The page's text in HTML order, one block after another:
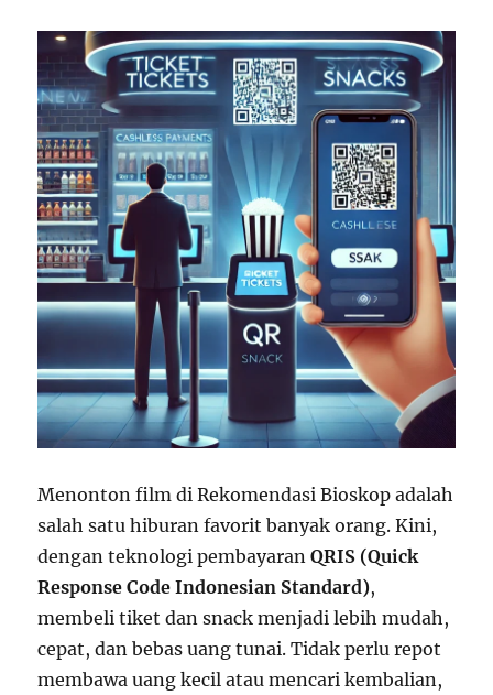
Menonton film di Rekomendasi Bioskop adalah
salah satu hiburan favorit banyak orang. Kini,
dengan teknologi pembayaranQRIS (Quick
Response Code Indonesian Standard),
membeli tiket dan snack menjadi lebih mudah,
cepat, dan bebas uang tunai. Tidak perlu repot
membawa uang kecil atau mencari kembalian,